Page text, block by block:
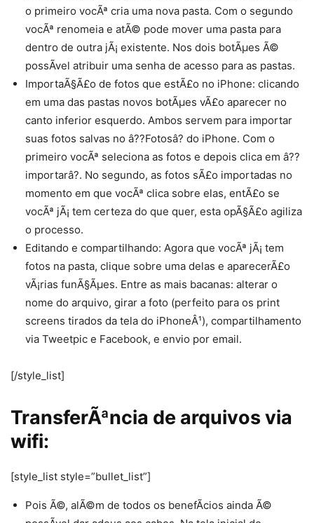
o primeiro vocÃª cria uma nova pasta. Com o segundo
vocÃª renomeia e atÃ© pode mover uma pasta para
dentro de outra jÃ¡ existente. Nos dois botÃµes Ã©
possÃ­vel atribuir uma senha de acesso para as pastas.
ImportaÃ§Ã£o de fotos que estÃ£o no iPhone: clicando
em uma das pastas novos botÃµes vÃ£o aparecer no
canto inferior esquerdo. Ambos servem para importar
suas fotos salvas no â??Fotosâ? do iPhone. Com o
primeiro vocÃª seleciona as fotos e depois clica em â??
importarâ?. No segundo, as fotos sÃ£o importadas no
momento em que vocÃª clica sobre elas, entÃ£o se
vocÃª jÃ¡ tem certeza do que quer, esta opÃ§Ã£o agiliza
o processo.
Editando e compartilhando: Agora que vocÃª jÃ¡ tem
fotos na pasta, clique sobre uma delas e aparecerÃ£o
vÃ¡rias funÃ§Ãµes. Entre as mais bacanas: alterar o
nome do arquivo, girar a foto (perfeito para os print
screens tirados da tela do iPhoneÂ¹), compartilhamento
via Tweetpic e Facebook, e envio por email.
[/style_list]
TransferÃªncia de arquivos via
wifi:
[style_list style=”bullet_list”]
Pois Ã©, alÃ©m de todos os benefÃ­cios ainda Ã©